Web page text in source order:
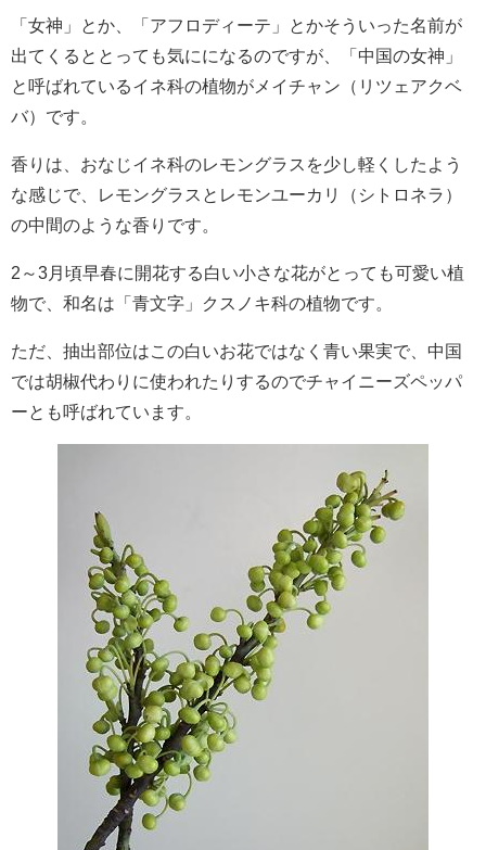
「女神」とか、「アフロディーテ」とかそういった名前が
出てくるととっても気にになるのですが、「中国の女神」
と呼ばれているイネ科の植物がメイチャン（リツェアクベ
バ）です。
香りは、おなじイネ科のレモングラスを少し軽くしたよう
な感じで、レモングラスとレモンユーカリ（シトロネラ）
の中間のような香りです。
2 ～3月頃早春に開花する白い小さな花がとっても可愛い植
物で、和名は「青文字」クスノキ科の植物です。
ただ、抽出部位はこの白いお花ではなく青い果実で、中国
では胡椒代わりに使われたりするのでチャイニーズペッパ
ーとも呼ばれています。